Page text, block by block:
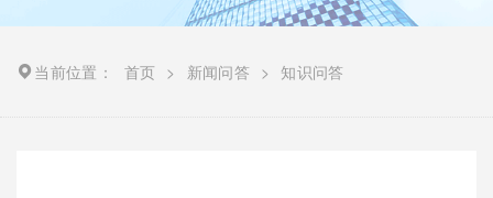
当前位置： 首页 > 新闻问答 > 知识问答